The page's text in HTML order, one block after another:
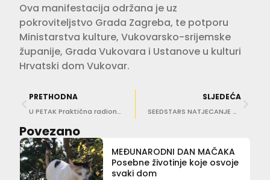
Ova manifestacija održana je uz
pokroviteljstvo Grada Zagreba, te potporu
Ministarstva kulture, Vukovarsko-srijemske
županije, Grada Vukovara i Ustanove u kulturi
Hrvatski dom Vukovar.
PRETHODNA
U PETAK Praktična radionica ‘Kreativno proljeće u makrofotografiji’
SLJEDEĆA
SEEDSTARS NATJECANJE Dentologix najbolji hrvatski startup
Povezano
MEĐUNARODNI DAN MAČAKA
Posebne životinje koje osvoje
svaki dom